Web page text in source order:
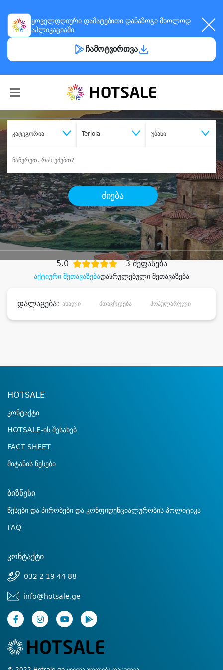
ყოველდღიური დამატებითი დანაზოგი მხოლოდ
აპლიკაციაში
ჩამოტვირთვა
კატეგორია Terjola უბანი
ძიება
შეიძინესასურველი მომსახურება
დიდი დანაზოგით
აქტიური შეთავაზებადასრულებული შეთავაზება
5.0 3 შეფასება
დალაგება: ახალი მთავრდება პოპულარული
HOTSALE
კონტაქტი
HOTSALE-ის შესახებ
FACT SHEET
მიტანის წესები
ბიზნესი
წესები და პირობები და კონფიდენციალურობის პოლიტიკა
FAQ
კონტაქტი
032 2 19 44 88
info@hotsale.ge